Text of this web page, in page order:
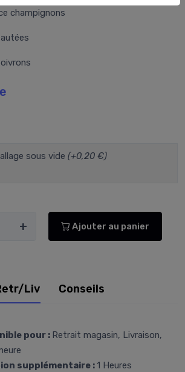
champignons
sous vide (+0,20 €)
+ Ajouter au panier
Liv Conseils
pour : Retrait magasin, Livraison,
supplémentaire :1 Heures